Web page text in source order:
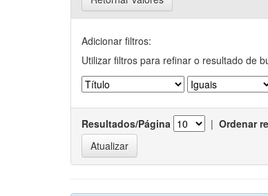
Adicionar filtros:
Utilizar filtros para refinar o resultado de
Resultados/Página | Ordenar